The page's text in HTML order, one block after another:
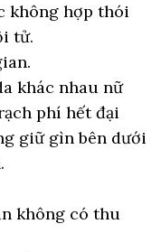
không hợp thói
tử.
khác nhau nữ
phí hết đại
giữ gìn bên dưới
không có thu